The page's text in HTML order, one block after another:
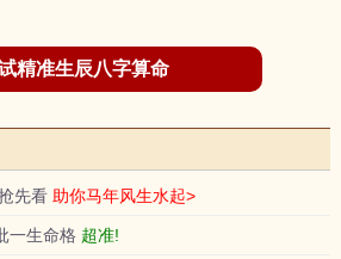
精准生辰八字算命
先看 助你马年风生水起>
一生命格 超准!